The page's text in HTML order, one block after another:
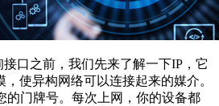
口之前，我们先来了解一下IP，它
使异构网络可以连接起来的媒介。
的门牌号。每次上网，你的设备都